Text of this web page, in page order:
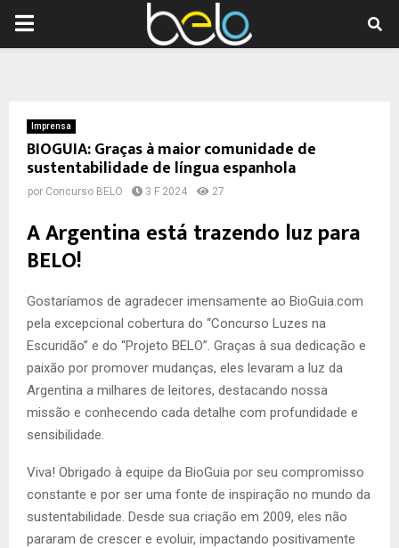
PRIMARY
Imprensa
BIOGUIA: Graças à maior comunidade de
sustentabilidade de língua espanhola
por Concurso BELO 3 F 2024 27
A Argentina está trazendo luz para
BELO!
Gostaríamos de agradecer imensamente ao BioGuia.com
pela excepcional cobertura do “Concurso Luzes na
Escuridão” e do “Projeto BELO”. Graças à sua dedicação e
paixão por promover mudanças, eles levaram a luz da
Argentina a milhares de leitores, destacando nossa
missão e conhecendo cada detalhe com profundidade e
sensibilidade.
Viva! Obrigado à equipe da BioGuia por seu compromisso
constante e por ser uma fonte de inspiração no mundo da
sustentabilidade. Desde sua criação em 2009, eles não
pararam de crescer e evoluir, impactando positivamente